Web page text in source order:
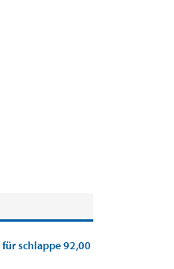
schlappe 92,00